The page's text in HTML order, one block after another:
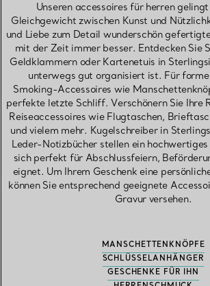
Unseren accessoires für herren
Gleichgewicht zwischen Kunst und
und Liebe zum Detail wunderschön
mit der Zeit immer besser. Entdecken Sie
Geldklammern oder Kartenetuis in
unterwegs gut organisiert ist. Für
Smoking-Accessoires wie
perfekte letzte Schliff. Verschönern Sie Ihre
Reiseaccessoires wie Flugtaschen,
und vielem mehr. Kugelschreiber in
Leder-Notizbücher stellen ein
sich perfekt für Abschlussfeiern,
eignet. Um Ihrem Geschenk eine
können Sie entsprechend geeignete
Gravur versehen.
MANSCHETTENKNÖPFE
SCHLÜSSELANHÄNGER
GESCHENKE FÜR IHN